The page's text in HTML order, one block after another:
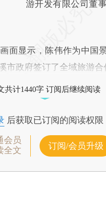
游开发有限公司董
显示，陈伟作为中国
市政府签订了全域旅游合
共计1440字 订阅后继续阅读
后获取已订阅的阅读权限
会员
全文
订阅/会员升级